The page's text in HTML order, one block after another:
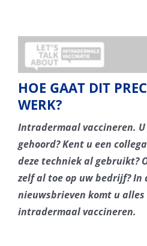
content
HOE GAAT DIT
WERK?
Intradermaal vaccineren.
gehoord? Kent u een
deze techniek al gebruikt?
zelf al toe op uw bedrijf? In
nieuwsbrieven komt u
intradermaal vaccineren.